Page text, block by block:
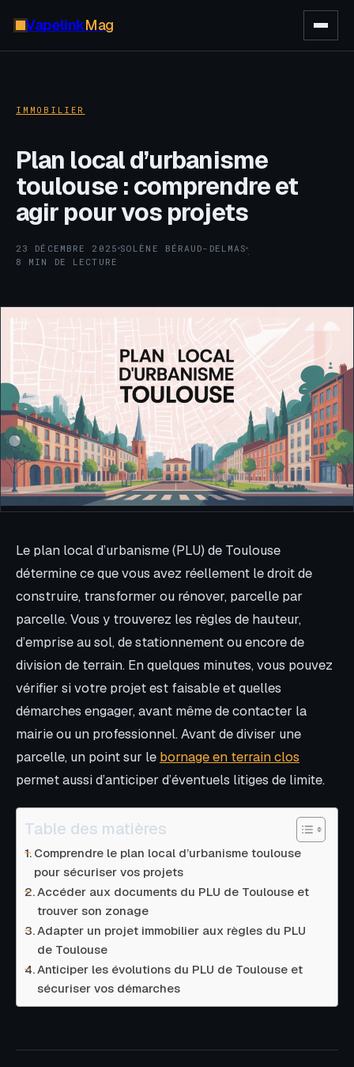
VapelinkMag
IMMOBILIER
Plan local d’urbanisme
toulouse : comprendre et
agir pour vos projets
23 DÉCEMBRE 2025 ·
SOLÈNE BÉRAUD-DELMAS·
8 MIN DE LECTURE
Le plan local d’urbanisme (PLU) de Toulouse
détermine ce que vous avez réellement le droit de
construire, transformer ou rénover, parcelle par
parcelle. Vous y trouverez les règles de hauteur,
d’emprise au sol, de stationnement ou encore de
division de terrain. En quelques minutes, vous pouvez
vérifier si votre projet est faisable et quelles
démarches engager, avant même de contacter la
mairie ou un professionnel. Avant de diviser une
parcelle, un point sur le bornage en terrain clos
permet aussi d’anticiper d’éventuels litiges de limite.
Table des matières
Comprendre le plan local d’urbanisme toulouse
pour sécuriser vos projets
Accéder aux documents du PLU de Toulouse et
trouver son zonage
Adapter un projet immobilier aux règles du PLU
de Toulouse
Anticiper les évolutions du PLU de Toulouse et
sécuriser vos démarches